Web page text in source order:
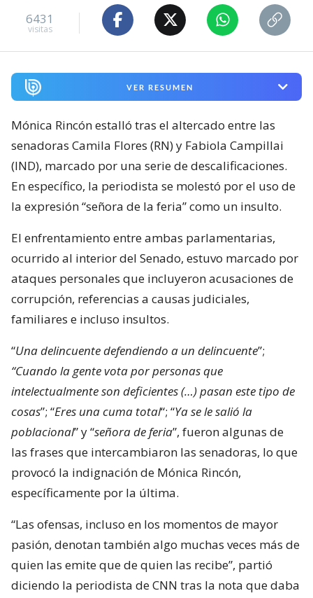
6431
visitas
VER RESUMEN
Mónica Rincón estalló tras el altercado entre las
senadoras Camila Flores (RN) y Fabiola Campillai
(IND), marcado por una serie de descalificaciones.
En específico, la periodista se molestó por el uso de
la expresión “señora de la feria” como un insulto.
El enfrentamiento entre ambas parlamentarias,
ocurrido al interior del Senado, estuvo marcado por
ataques personales que incluyeron acusaciones de
corrupción, referencias a causas judiciales,
familiares e incluso insultos.
“Una delincuente defendiendo a un delincuente”;
“Cuando la gente vota por personas que
intelectualmente son deficientes (…) pasan este tipo de
cosas”; “Eres una cuma total“; “Ya se le salió la
poblacional” y “señora de feria”, fueron algunas de
las frases que intercambiaron las senadoras, lo que
provocó la indignación de Mónica Rincón,
específicamente por la última.
“Las ofensas, incluso en los momentos de mayor
pasión, denotan también algo muchas veces más de
quien las emite que de quien las recibe”, partió
diciendo la periodista de CNN tras la nota que daba